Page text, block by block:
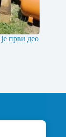
први део